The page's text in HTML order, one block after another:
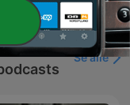
Se alle